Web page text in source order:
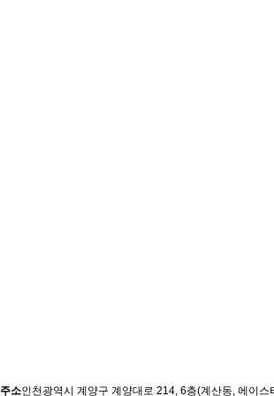
주소인천광역시 계양구 계양대로 214, 6층(계산동, 에이스